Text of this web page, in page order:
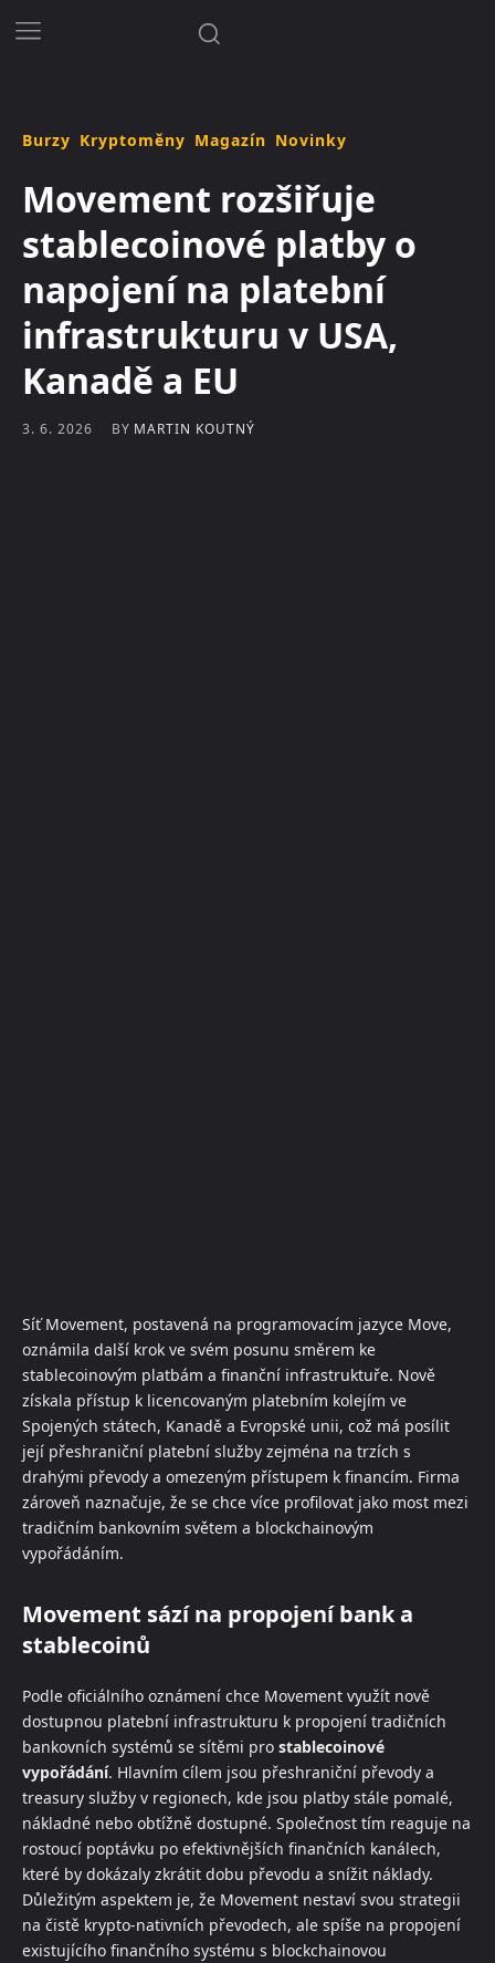
Burzy Kryptoměny Magazín Novinky
Movement rozšiřuje
stablecoinové platby o
napojení na platební
infrastrukturu v USA,
Kanadě a EU
3. 6. 2026 BY MARTIN KOUTNÝ
Síť Movement, postavená na programovacím jazyce Move,
oznámila další krok ve svém posunu směrem ke
stablecoinovým platbám a finanční infrastruktuře. Nově
získala přístup k licencovaným platebním kolejím ve
Spojených státech, Kanadě a Evropské unii, což má posílit
její přeshraniční platební služby zejména na trzích s
drahými převody a omezeným přístupem k financím. Firma
zároveň naznačuje, že se chce více profilovat jako most mezi
tradičním bankovním světem a blockchainovým
vypořádáním.
Movement sází na propojení bank a
stablecoinů
Podle oficiálního oznámení chce Movement využít nově
dostupnou platební infrastrukturu k propojení tradičních
bankovních systémů se sítěmi pro stablecoinové
vypořádání. Hlavním cílem jsou přeshraniční převody a
treasury služby v regionech, kde jsou platby stále pomalé,
nákladné nebo obtížně dostupné. Společnost tím reaguje na
rostoucí poptávku po efektivnějších finančních kanálech,
které by dokázaly zkrátit dobu převodu a snížit náklady.
Důležitým aspektem je, že Movement nestaví svou strategii
na čistě krypto-nativních převodech, ale spíše na propojení
existujícího finančního systému s blockchainovou